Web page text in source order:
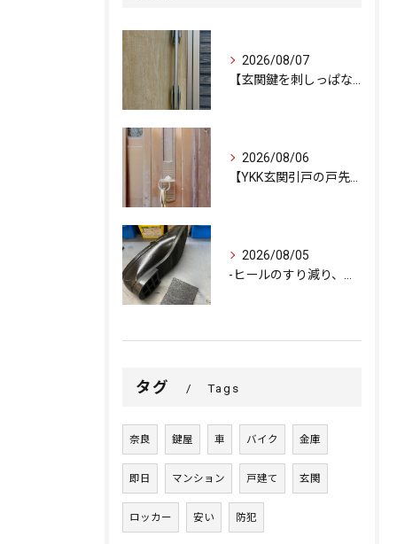
2026/08/07
2026/08/06
2026/08/05
タグ Tags
奈良 鍵屋 車 バイク 金庫
即日 マンション 戸建て 玄関
ロッカー 安い 防犯